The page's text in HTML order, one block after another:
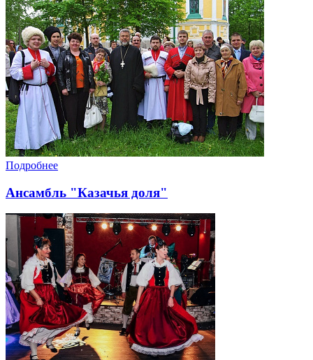
Подробнее
Ансамбль "Казачья доля"